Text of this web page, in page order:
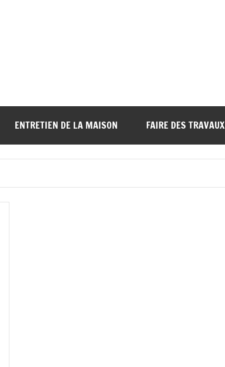
ENTRETIEN DE LA MAISON FAIRE DES TRAVAUX